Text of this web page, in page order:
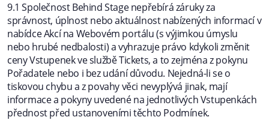
9.1 Společnost Behind Stage nepřebírá záruky za
správnost, úplnost nebo aktuálnost nabízených informací v
nabídce Akcí na Webovém portálu (s výjimkou úmyslu
nebo hrubé nedbalosti) a vyhrazuje právo kdykoli změnit
ceny Vstupenek ve službě Tickets, a to zejména z pokynu
Pořadatele nebo i bez udání důvodu. Nejedná-li se o
tiskovou chybu a z povahy věci nevyplývá jinak, mají
informace a pokyny uvedené na jednotlivých Vstupenkách
přednost před ustanoveními těchto Podmínek.